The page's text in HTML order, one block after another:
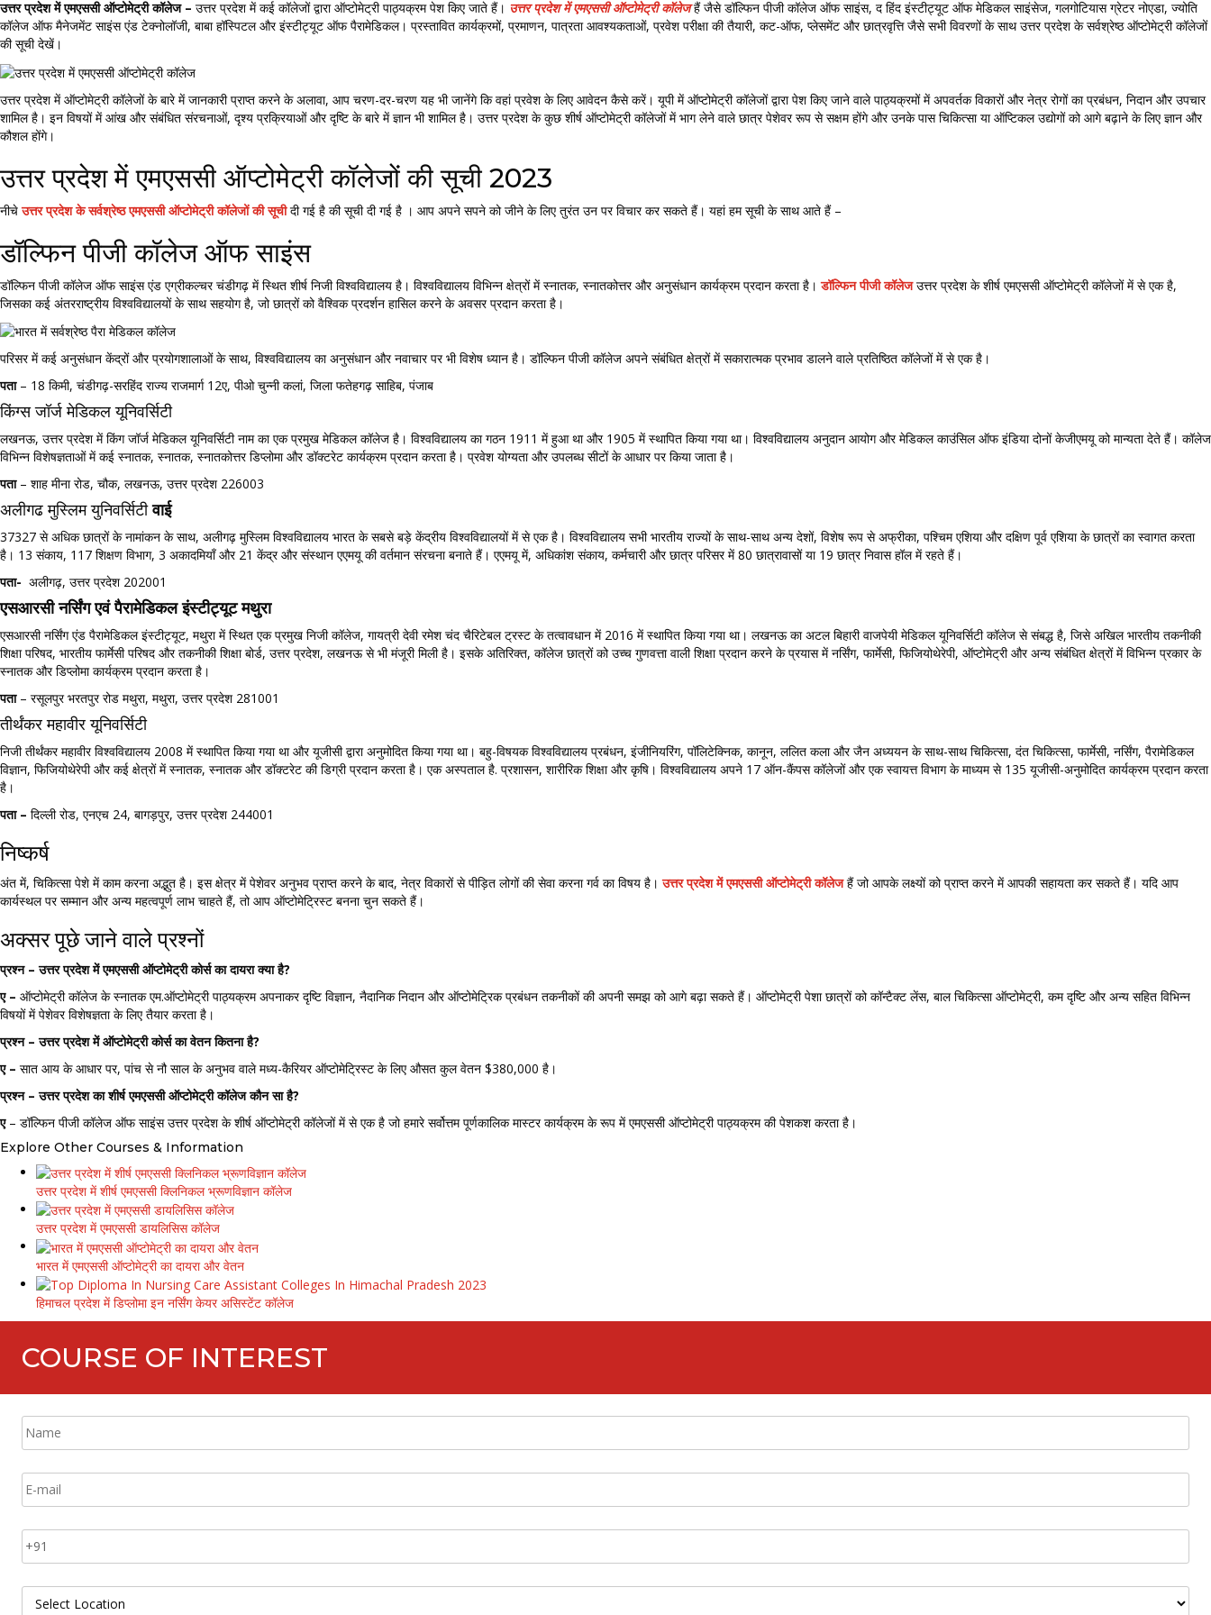
उत्तर प्रदेश में एमएससी ऑप्टोमेट्री कॉलेज – उत्तर प्रदेश में कई कॉलेजों द्वारा ऑप्टोमेट्री पाठ्यक्रम पेश किए जाते हैं। उत्तर प्रदेश में एमएससी ऑप्टोमेट्री कॉलेजहैं जैसे डॉल्फिन पीजी कॉलेज ऑफ साइंस, द हिंद इंस्टीट्यूट ऑफ मेडिकल साइंसेज, गलगोटियास ग्रेटर नोएडा, ज्योति
कॉलेज ऑफ मैनेजमेंट साइंस एंड टेक्नोलॉजी, बाबा हॉस्पिटल और इंस्टीट्यूट ऑफ पैरामेडिकल। प्रस्तावित कार्यक्रमों, प्रमाणन, पात्रता आवश्यकताओं, प्रवेश परीक्षा की तैयारी, कट-ऑफ, प्लेसमेंट और छात्रवृत्ति जैसे सभी विवरणों के साथ उत्तर प्रदेश के सर्वश्रेष्ठ ऑप्टोमेट्री कॉलेजों
की सूची देखें।
उत्तर प्रदेश में ऑप्टोमेट्री कॉलेजों के बारे में जानकारी प्राप्त करने के अलावा, आप चरण-दर-चरण यह भी जानेंगे कि वहां प्रवेश के लिए आवेदन कैसे करें। यूपी में ऑप्टोमेट्री कॉलेजों द्वारा पेश किए जाने वाले पाठ्यक्रमों में अपवर्तक विकारों और नेत्र रोगों का प्रबंधन, निदान और उपचार
शामिल है। इन विषयों में आंख और संबंधित संरचनाओं, दृश्य प्रक्रियाओं और दृष्टि के बारे में ज्ञान भी शामिल है। उत्तर प्रदेश के कुछ शीर्ष ऑप्टोमेट्री कॉलेजों में भाग लेने वाले छात्र पेशेवर रूप से सक्षम होंगे और उनके पास चिकित्सा या ऑप्टिकल उद्योगों को आगे बढ़ाने के लिए ज्ञान और
कौशल होंगे।
उत्तर प्रदेश में एमएससी ऑप्टोमेट्री कॉलेजों की सूची 2023
नीचेउत्तर प्रदेश के सर्वश्रेष्ठ एमएससी ऑप्टोमेट्री कॉलेजों की सूचीदी गई है की सूची दी गई है । आप अपने सपने को जीने के लिए तुरंत उन पर विचार कर सकते हैं। यहां हम सूची के साथ आते हैं –
डॉल्फिन पीजी कॉलेज ऑफ साइंस
डॉल्फिन पीजी कॉलेज ऑफ साइंस एंड एग्रीकल्चर चंडीगढ़ में स्थित शीर्ष निजी विश्वविद्यालय है। विश्वविद्यालय विभिन्न क्षेत्रों में स्नातक, स्नातकोत्तर और अनुसंधान कार्यक्रम प्रदान करता है।डॉल्फिन पीजी कॉलेजउत्तर प्रदेश के शीर्ष एमएससी ऑप्टोमेट्री कॉलेजों में से एक है,
जिसका कई अंतरराष्ट्रीय विश्वविद्यालयों के साथ सहयोग है, जो छात्रों को वैश्विक प्रदर्शन हासिल करने के अवसर प्रदान करता है।
परिसर में कई अनुसंधान केंद्रों और प्रयोगशालाओं के साथ, विश्वविद्यालय का अनुसंधान और नवाचार पर भी विशेष ध्यान है। डॉल्फिन पीजी कॉलेज अपने संबंधित क्षेत्रों में सकारात्मक प्रभाव डालने वाले प्रतिष्ठित कॉलेजों में से एक है।
पता– 18 किमी, चंडीगढ़-सरहिंद राज्य राजमार्ग 12ए, पीओ चुन्नी कलां, जिला फतेहगढ़ साहिब, पंजाब
किंग्स जॉर्ज मेडिकल यूनिवर्सिटी
लखनऊ, उत्तर प्रदेश में किंग जॉर्ज मेडिकल यूनिवर्सिटी नाम का एक प्रमुख मेडिकल कॉलेज है। विश्वविद्यालय का गठन 1911 में हुआ था और 1905 में स्थापित किया गया था। विश्वविद्यालय अनुदान आयोग और मेडिकल काउंसिल ऑफ इंडिया दोनों केजीएमयू को मान्यता देते हैं। कॉलेज
विभिन्न विशेषज्ञताओं में कई स्नातक, स्नातक, स्नातकोत्तर डिप्लोमा और डॉक्टरेट कार्यक्रम प्रदान करता है। प्रवेश योग्यता और उपलब्ध सीटों के आधार पर किया जाता है।
पता– शाह मीना रोड, चौक, लखनऊ, उत्तर प्रदेश 226003
अलीगढ मुस्लिम युनिवर्सिटीवाई
37327 से अधिक छात्रों के नामांकन के साथ, अलीगढ़ मुस्लिम विश्वविद्यालय भारत के सबसे बड़े केंद्रीय विश्वविद्यालयों में से एक है। विश्वविद्यालय सभी भारतीय राज्यों के साथ-साथ अन्य देशों, विशेष रूप से अफ्रीका, पश्चिम एशिया और दक्षिण पूर्व एशिया के छात्रों का स्वागत करता
है। 13 संकाय, 117 शिक्षण विभाग, 3 अकादमियाँ और 21 केंद्र और संस्थान एएमयू की वर्तमान संरचना बनाते हैं। एएमयू में, अधिकांश संकाय, कर्मचारी और छात्र परिसर में 80 छात्रावासों या 19 छात्र निवास हॉल में रहते हैं।
पता- अलीगढ़, उत्तर प्रदेश 202001
एसआरसी नर्सिंग एवं पैरामेडिकल इंस्टीट्यूट मथुरा
एसआरसी नर्सिंग एंड पैरामेडिकल इंस्टीट्यूट, मथुरा में स्थित एक प्रमुख निजी कॉलेज, गायत्री देवी रमेश चंद चैरिटेबल ट्रस्ट के तत्वावधान में 2016 में स्थापित किया गया था। लखनऊ का अटल बिहारी वाजपेयी मेडिकल यूनिवर्सिटी कॉलेज से संबद्ध है, जिसे अखिल भारतीय तकनीकी
शिक्षा परिषद, भारतीय फार्मेसी परिषद और तकनीकी शिक्षा बोर्ड, उत्तर प्रदेश, लखनऊ से भी मंजूरी मिली है। इसके अतिरिक्त, कॉलेज छात्रों को उच्च गुणवत्ता वाली शिक्षा प्रदान करने के प्रयास में नर्सिंग, फार्मेसी, फिजियोथेरेपी, ऑप्टोमेट्री और अन्य संबंधित क्षेत्रों में विभिन्न प्रकार के
स्नातक और डिप्लोमा कार्यक्रम प्रदान करता है।
पता– रसूलपुर भरतपुर रोड मथुरा, मथुरा, उत्तर प्रदेश 281001
​तीर्थंकर महावीर यूनिवर्सिटी
निजी तीर्थंकर महावीर विश्वविद्यालय 2008 में स्थापित किया गया था और यूजीसी द्वारा अनुमोदित किया गया था। बहु-विषयक विश्वविद्यालय प्रबंधन, इंजीनियरिंग, पॉलिटेक्निक, कानून, ललित कला और जैन अध्ययन के साथ-साथ चिकित्सा, दंत चिकित्सा, फार्मेसी, नर्सिंग, पैरामेडिकल
विज्ञान, फिजियोथेरेपी और कई क्षेत्रों में स्नातक, स्नातक और डॉक्टरेट की डिग्री प्रदान करता है। एक अस्पताल है. प्रशासन, शारीरिक शिक्षा और कृषि। विश्वविद्यालय अपने 17 ऑन-कैंपस कॉलेजों और एक स्वायत्त विभाग के माध्यम से 135 यूजीसी-अनुमोदित कार्यक्रम प्रदान करता
है।
पता – दिल्ली रोड, एनएच 24, बागड़पुर, उत्तर प्रदेश 244001
निष्कर्ष
अंत में, चिकित्सा पेशे में काम करना अद्भुत है। इस क्षेत्र में पेशेवर अनुभव प्राप्त करने के बाद, नेत्र विकारों से पीड़ित लोगों की सेवा करना गर्व का विषय है।उत्तर प्रदेश में एमएससी ऑप्टोमेट्री कॉलेजहैंजो आपके लक्ष्यों को प्राप्त करने में आपकी सहायता कर सकते हैं। यदि आप
कार्यस्थल पर सम्मान और अन्य महत्वपूर्ण लाभ चाहते हैं, तो आप ऑप्टोमेट्रिस्ट बनना चुन सकते हैं।
अक्सर पूछे जाने वाले प्रश्नों
प्रश्न – उत्तर प्रदेश में एमएससी ऑप्टोमेट्री कोर्स का दायरा क्या है?
ए – ऑप्टोमेट्री कॉलेज के स्नातक एम.ऑप्टोमेट्री पाठ्यक्रम अपनाकर दृष्टि विज्ञान, नैदानिक ​​​​निदान और ऑप्टोमेट्रिक प्रबंधन तकनीकों की अपनी समझ को आगे बढ़ा सकते हैं। ऑप्टोमेट्री पेशा छात्रों को कॉन्टैक्ट लेंस, बाल चिकित्सा ऑप्टोमेट्री, कम दृष्टि और अन्य सहित विभिन्न
विषयों में पेशेवर विशेषज्ञता के लिए तैयार करता है।
प्रश्न – उत्तर प्रदेश में ऑप्टोमेट्री कोर्स का वेतन कितना है?
ए – सात आय के आधार पर, पांच से नौ साल के अनुभव वाले मध्य-कैरियर ऑप्टोमेट्रिस्ट के लिए औसत कुल वेतन $380,000 है।
प्रश्न – उत्तर प्रदेश का शीर्ष एमएससी ऑप्टोमेट्री कॉलेज कौन सा है?
ए – डॉल्फिन पीजी कॉलेज ऑफ साइंस उत्तर प्रदेश के शीर्ष ऑप्टोमेट्री कॉलेजों में से एक है जो हमारे सर्वोत्तम पूर्णकालिक मास्टर कार्यक्रम के रूप में एमएससी ऑप्टोमेट्री पाठ्यक्रम की पेशकश करता है।
Explore Other Courses & Information
उत्तर प्रदेश में शीर्ष एमएससी क्लिनिकल भ्रूणविज्ञान कॉलेज
उत्तर प्रदेश में एमएससी डायलिसिस कॉलेज
भारत में एमएससी ऑप्टोमेट्री का दायरा और वेतन
हिमाचल प्रदेश में डिप्लोमा इन नर्सिंग केयर असिस्टेंट कॉलेज
COURSE OF INTEREST